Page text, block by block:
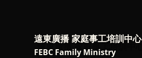
遠東廣播 家庭事工培訓中心
FEBC Family Ministry